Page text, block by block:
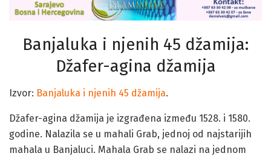
Banjaluka i njenih 45 džamija:
Džafer-agina džamija
Izvor: Banjaluka i njenih 45 džamija.
Džafer-agina džamija je izgrađena između 1528. i 1580.
godine. Nalazila se u mahali Grab, jednoj od najstarijih
mahala u Banjaluci. Mahala Grab se nalazi na jednom